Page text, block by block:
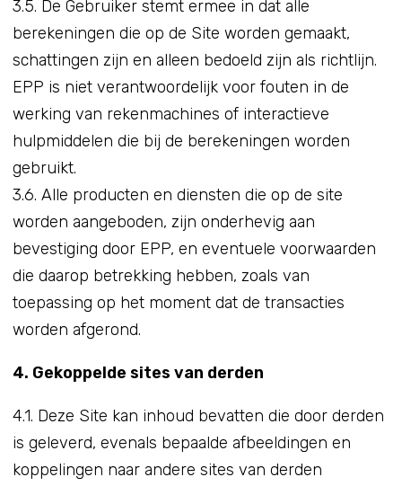
3.5. De Gebruiker stemt ermee in dat alle
berekeningen die op de Site worden gemaakt,
schattingen zijn en alleen bedoeld zijn als richtlijn.
EPP is niet verantwoordelijk voor fouten in de
werking van rekenmachines of interactieve
hulpmiddelen die bij de berekeningen worden
gebruikt.
3.6. Alle producten en diensten die op de site
worden aangeboden, zijn onderhevig aan
bevestiging door EPP, en eventuele voorwaarden
die daarop betrekking hebben, zoals van
toepassing op het moment dat de transacties
worden afgerond.
4. Gekoppelde sites van derden
4.1. Deze Site kan inhoud bevatten die door derden
is geleverd, evenals bepaalde afbeeldingen en
koppelingen naar andere sites van derden